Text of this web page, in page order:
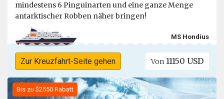
mindestens 6 Pinguinarten und eine ganze Menge
antarktischer Robben näher bringen!
MS Hondius
Zur Kreuzfahrt-Seite gehen Von 11150 USD
Bis zu $2550 Rabatt